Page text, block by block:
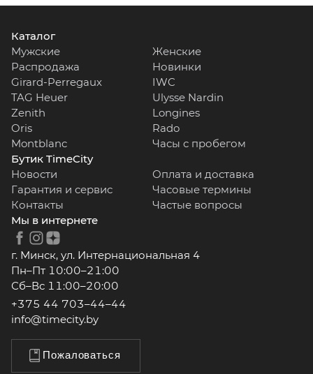
Каталог
Мужские
Женские
Распродажа
Новинки
Girard-Perregaux
IWC
TAG Heuer
Ulysse Nardin
Zenith
Longines
Oris
Rado
Montblanc
Часы с пробегом
Бутик TimeCity
Новости
Оплата и доставка
Гарантия и сервис
Часовые термины
Контакты
Частые вопросы
Мы в интернете
г. Минск, ул. Интернациональная 4
Пн–Пт 10:00–21:00
Сб–Вс 11:00–20:00
+375 44 703–44–44
info@timecity.by
Пожаловаться